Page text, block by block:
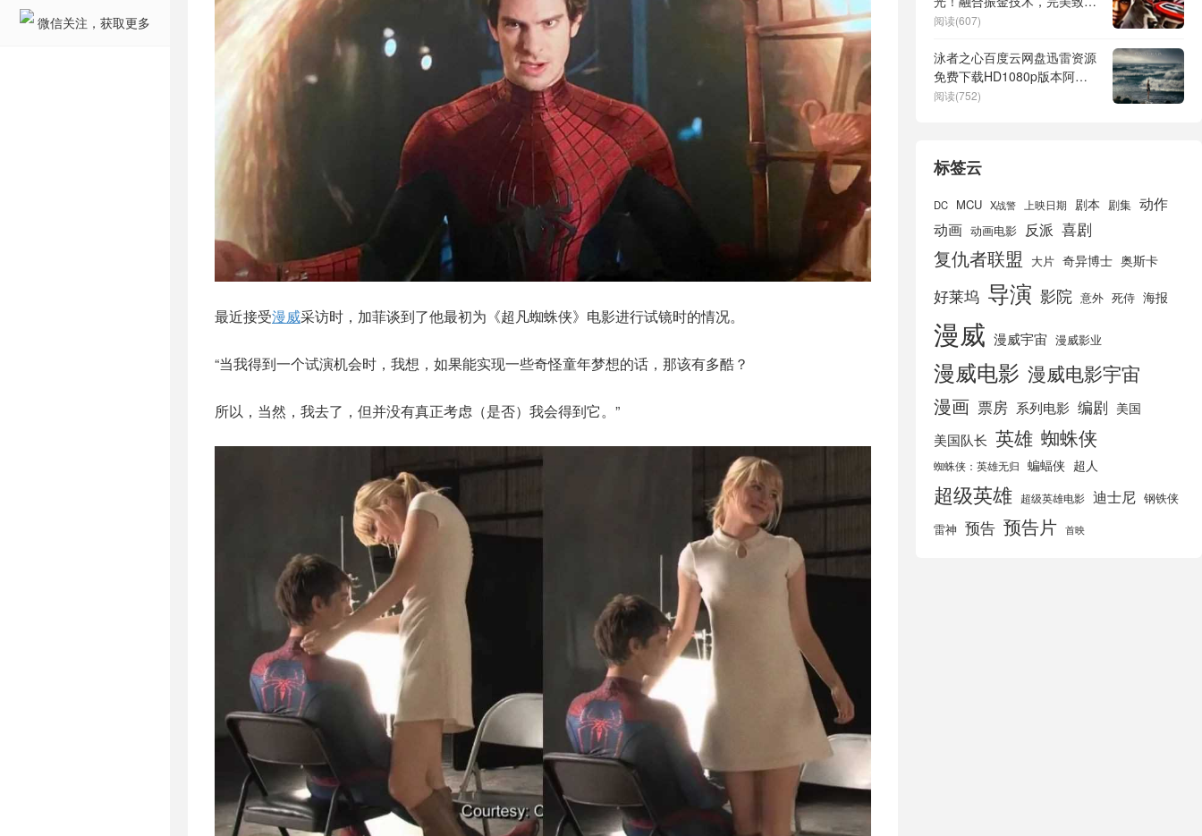
微信关注，获取更多
最近接受漫威采访时，加菲谈到了他最初为《超凡蜘蛛侠》电影进行试镜时的情况。
“当我得到一个试演机会时，我想，如果能实现一些奇怪童年梦想的话，那该有多酷？
所以，当然，我去了，但并没有真正考虑（是否）我会得到它。”
钢铁侠
阅读(607)
泳者之心百度云网盘迅雷资源
免费下载HD1080p版本阿里
云盘
阅读(752)
标签云
DC MCU X战警 上映日期 剧本 剧集 动作
动画 动画电影 反派 喜剧
复仇者联盟 大片 奇异博士 奥斯卡
好莱坞 导演 影院 意外 死侍 海报
漫威 漫威宇宙 漫威影业
漫威电影 漫威电影宇宙
漫画 票房 系列电影 编剧 美国
美国队长 英雄 蜘蛛侠
蜘蛛侠：英雄无归 蝙蝠侠 超人
超级英雄 超级英雄电影 迪士尼 钢铁侠
雷神 预告 预告片 首映